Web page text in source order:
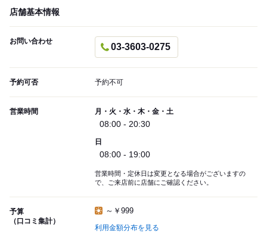
店舗基本情報
お問い合わせ
03-3603-0275
予約可否 予約不可
営業時間 月・火・水・木・金・土
08:00 - 20:30
日
08:00 - 19:00
営業時間・定休日は変更となる場合がございますの
で、ご来店前に店舗にご確認ください。
予算
（口コミ集計）
～￥999
利用金額分布を見る